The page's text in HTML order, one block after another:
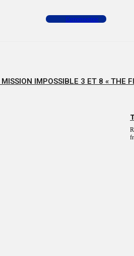
Commenter
IMPOSSIBLE 3 ET 8 « THE